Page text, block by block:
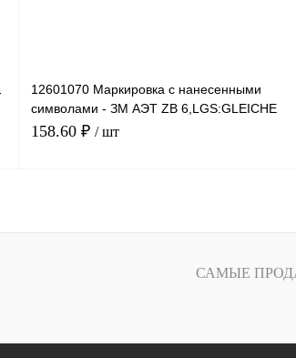
12601070 Маркировка с нанесенными
символами - ЗМ АЭТ ZB 6,LGS:GLEICHE
ZAHLEN 75
158.60 ₽ / шт
САМЫЕ